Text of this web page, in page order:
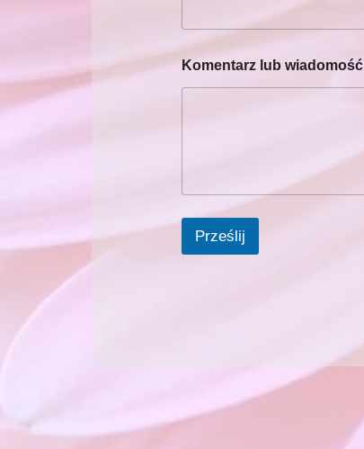
Komentarz lub wiadomość
Prześlij